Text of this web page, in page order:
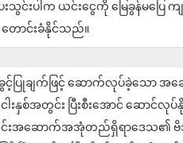
သွင်းပါက ယင်းငွေကို မြေခွန်မပြေ ကျ
ာင်းခံနိုင်သည်။
ပြုချက်ဖြင့် ဆောက်လုပ်ခဲ့သော
းနှစ်အတွင်း ပြီးစီးအောင် ဆောင်လုပ်နို
ယင်းအဆောက်အအုံတည်ရှိရာဒေသ၏